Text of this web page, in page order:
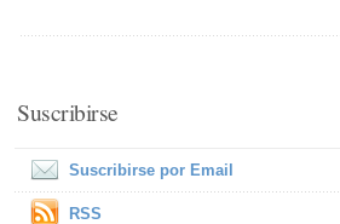
Suscribirse
Suscribirse por Email
RSS